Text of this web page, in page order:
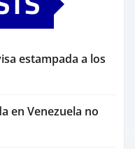
estampada a los
en Venezuela no